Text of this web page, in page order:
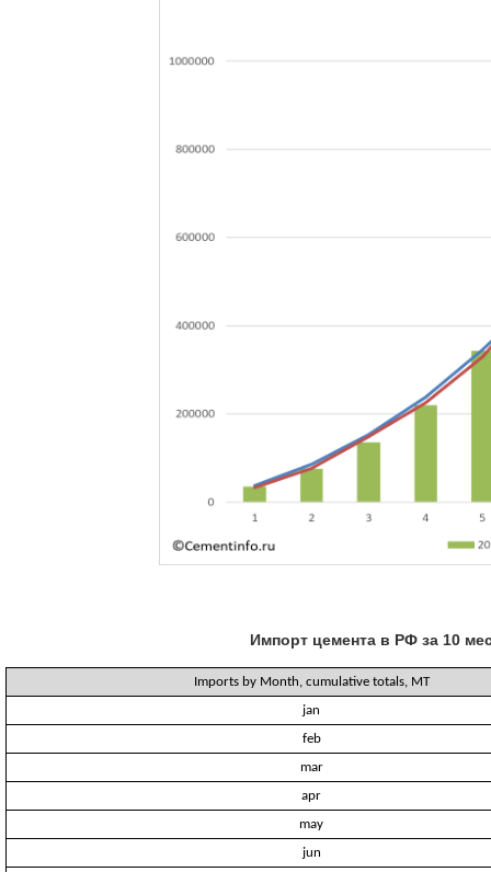
Импорт цемента в РФ за 10
Imports by Month, cumulative totals, MT
jan
feb
mar
apr
may
jun